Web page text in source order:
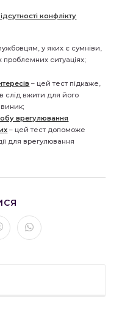
конфлікту
у яких є сумніви,
проблемних ситуаціях;
– цей тест підкаже,
слід вжити для його
врегулювання
– цей тест допоможе
для врегулювання
ЦИМ
ВМІСТОМ
Відкрити
в